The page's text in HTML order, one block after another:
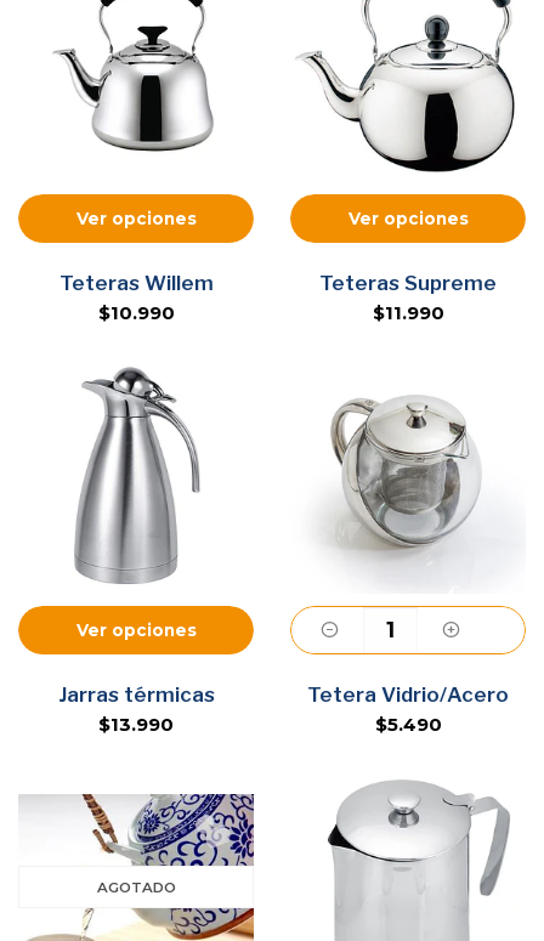
Ver opciones
Teteras Willem
$10.990
Ver opciones
Teteras Supreme
$11.990
Ver opciones
Jarras térmicas
$13.990
Agregar
Tetera Vidrio/Acero
$5.490
AGOTADO